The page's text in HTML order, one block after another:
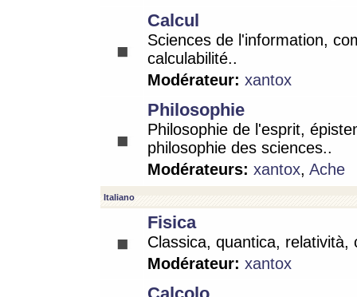
Calcul
Sciences de l'information,
calculabilité..
Modérateur: xantox
Philosophie
Philosophie de l'esprit,
philosophie des sciences..
Modérateurs: xantox, Ache
Italiano
Fisica
Classica, quantica, relatività,
Modérateur: xantox